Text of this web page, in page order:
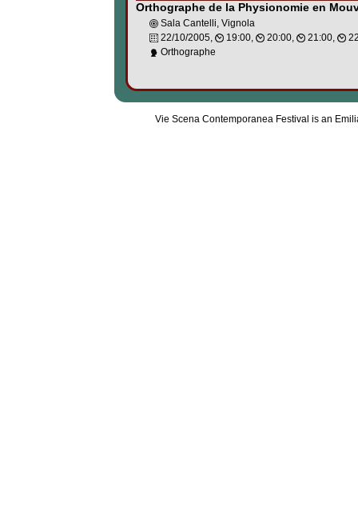
Orthographe de la Physionomie en
Sala Cantelli, Vignola
22/10/2005,
19:00, 20:00, 21:00,
Orthographe
Vie Scena Contemporanea Festival is an